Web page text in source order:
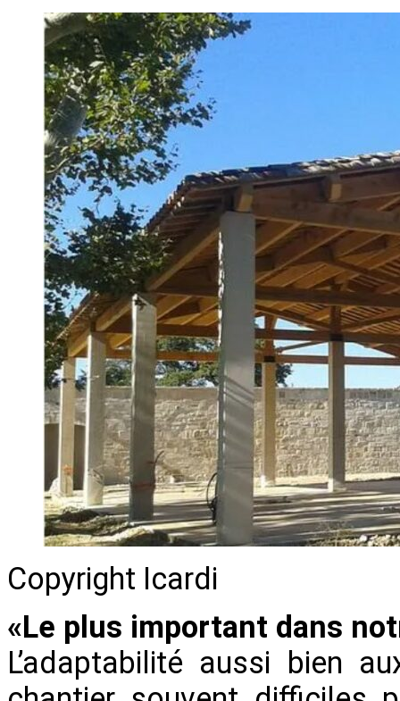
Copyright Icardi
«Le plus important dans
L’adaptabilité aussi bien